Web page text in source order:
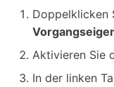
Doppelklicken
Aktivieren Sie
In der linken